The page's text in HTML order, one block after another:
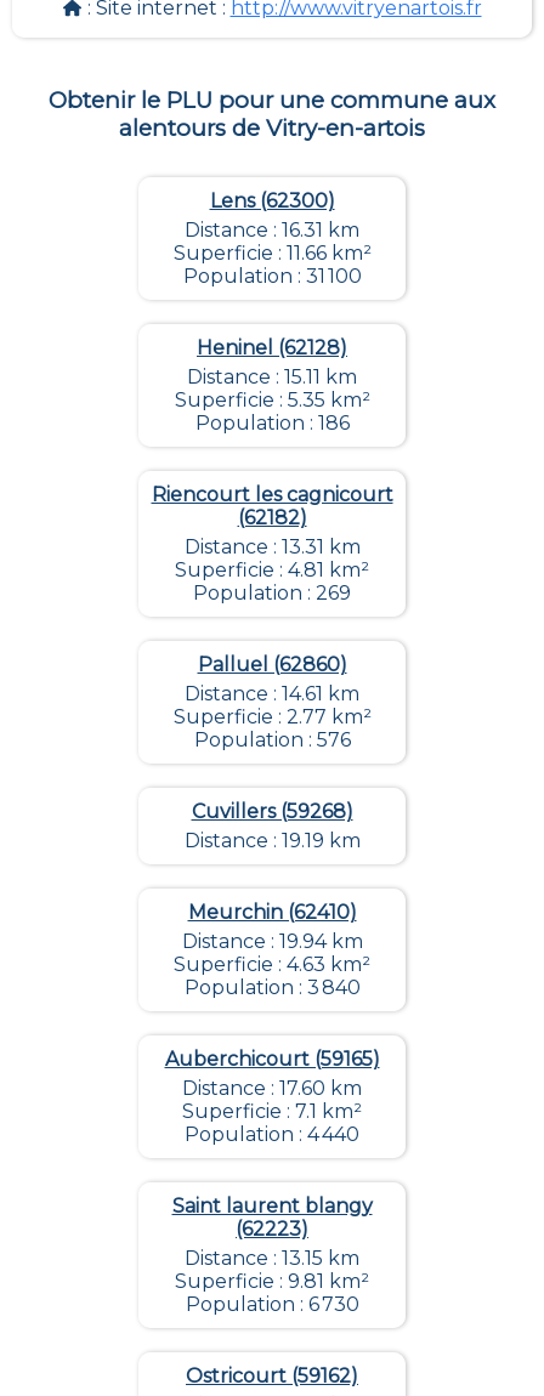
: Site internet : http://www.vitryenartois.fr
Obtenir le PLU pour une commune aux
alentours de Vitry-en-artois
Lens (62300)
Distance : 16.31 km
Superficie : 11.66 km²
Population : 31 100
Heninel (62128)
Distance : 15.11 km
Superficie : 5.35 km²
Population : 186
Riencourt les cagnicourt
(62182)
Distance : 13.31 km
Superficie : 4.81 km²
Population : 269
Palluel (62860)
Distance : 14.61 km
Superficie : 2.77 km²
Population : 576
Cuvillers (59268)
Distance : 19.19 km
Meurchin (62410)
Distance : 19.94 km
Superficie : 4.63 km²
Population : 3 840
Auberchicourt (59165)
Distance : 17.60 km
Superficie : 7.1 km²
Population : 4 440
Saint laurent blangy
(62223)
Distance : 13.15 km
Superficie : 9.81 km²
Population : 6 730
Ostricourt (59162)